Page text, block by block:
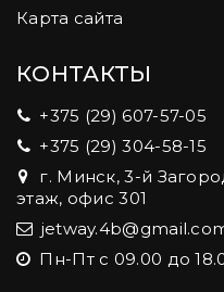
Карта сайта
КОНТАКТЫ
+375 (29) 607-57-05
+375 (29) 304-58-15
г. Минск, 3-й
этаж, офис 301
Пн-Пт с 09.00 до